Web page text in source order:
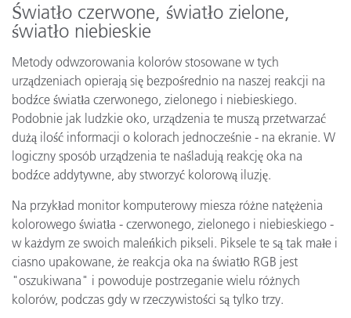
Światło czerwone, światło zielone,
światło niebieskie
Metody odwzorowania kolorów stosowane w tych
urządzeniach opierają się bezpośrednio na naszej reakcji na
bodźce światła czerwonego, zielonego i niebieskiego.
Podobnie jak ludzkie oko, urządzenia te muszą przetwarzać
dużą ilość informacji o kolorach jednocześnie - na ekranie. W
logiczny sposób urządzenia te naśladują reakcję oka na
bodźce addytywne, aby stworzyć kolorową iluzję.
Na przykład monitor komputerowy miesza różne natężenia
kolorowego światła - czerwonego, zielonego i niebieskiego -
w każdym ze swoich maleńkich pikseli. Piksele te są tak małe i
ciasno upakowane, że reakcja oka na światło RGB jest
"oszukiwana" i powoduje postrzeganie wielu różnych
kolorów, podczas gdy w rzeczywistości są tylko trzy.